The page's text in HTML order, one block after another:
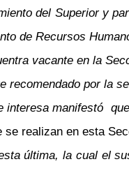
del Superior y
de Recursos
vacante en la
recomendado por la
interesa manifestó
se realizan en esta
última, la cual el